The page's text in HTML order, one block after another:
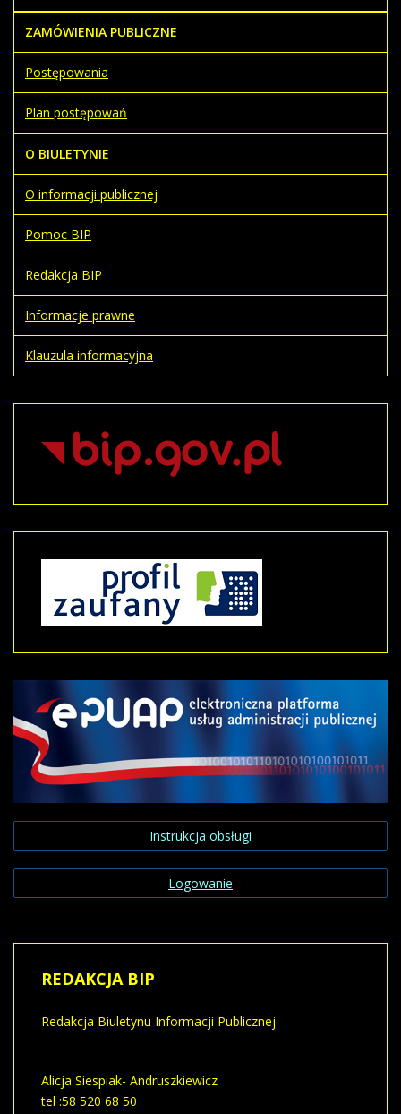
ZAMÓWIENIA PUBLICZNE
Postępowania
Plan postępowań
O BIULETYNIE
O informacji publicznej
Pomoc BIP
Redakcja BIP
Informacje prawne
Klauzula informacyjna
Instrukcja obsługi
Logowanie
REDAKCJABIP
Redakcja Biuletynu Informacji Publicznej
Alicja Siespiak- Andruszkiewicz
tel :58 520 68 50